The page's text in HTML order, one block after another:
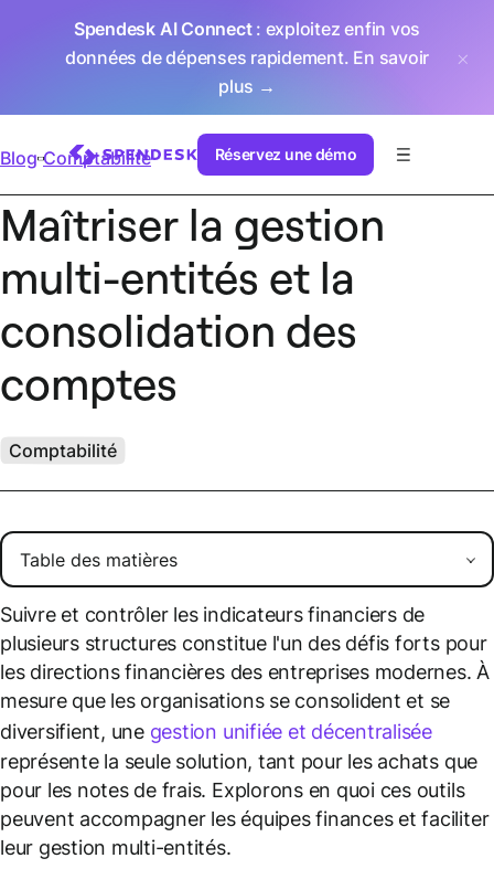
Spendesk AI Connect: exploitez enfin vos
données de dépenses rapidement. En savoir
plus →
Réservez une démo
Blog Comptabilité
Maîtriser la gestion
multi-entités et la
consolidation des
comptes
Comptabilité
Suivre et contrôler les indicateurs financiers de
plusieurs structures constitue l'un des défis forts pour
les directions financières des entreprises modernes. À
mesure que les organisations se consolident et se
diversifient, une gestion unifiée et décentralisée
représente la seule solution, tant pour les achats que
pour les notes de frais. Explorons en quoi ces outils
peuvent accompagner les équipes finances et faciliter
leur gestion multi-entités.